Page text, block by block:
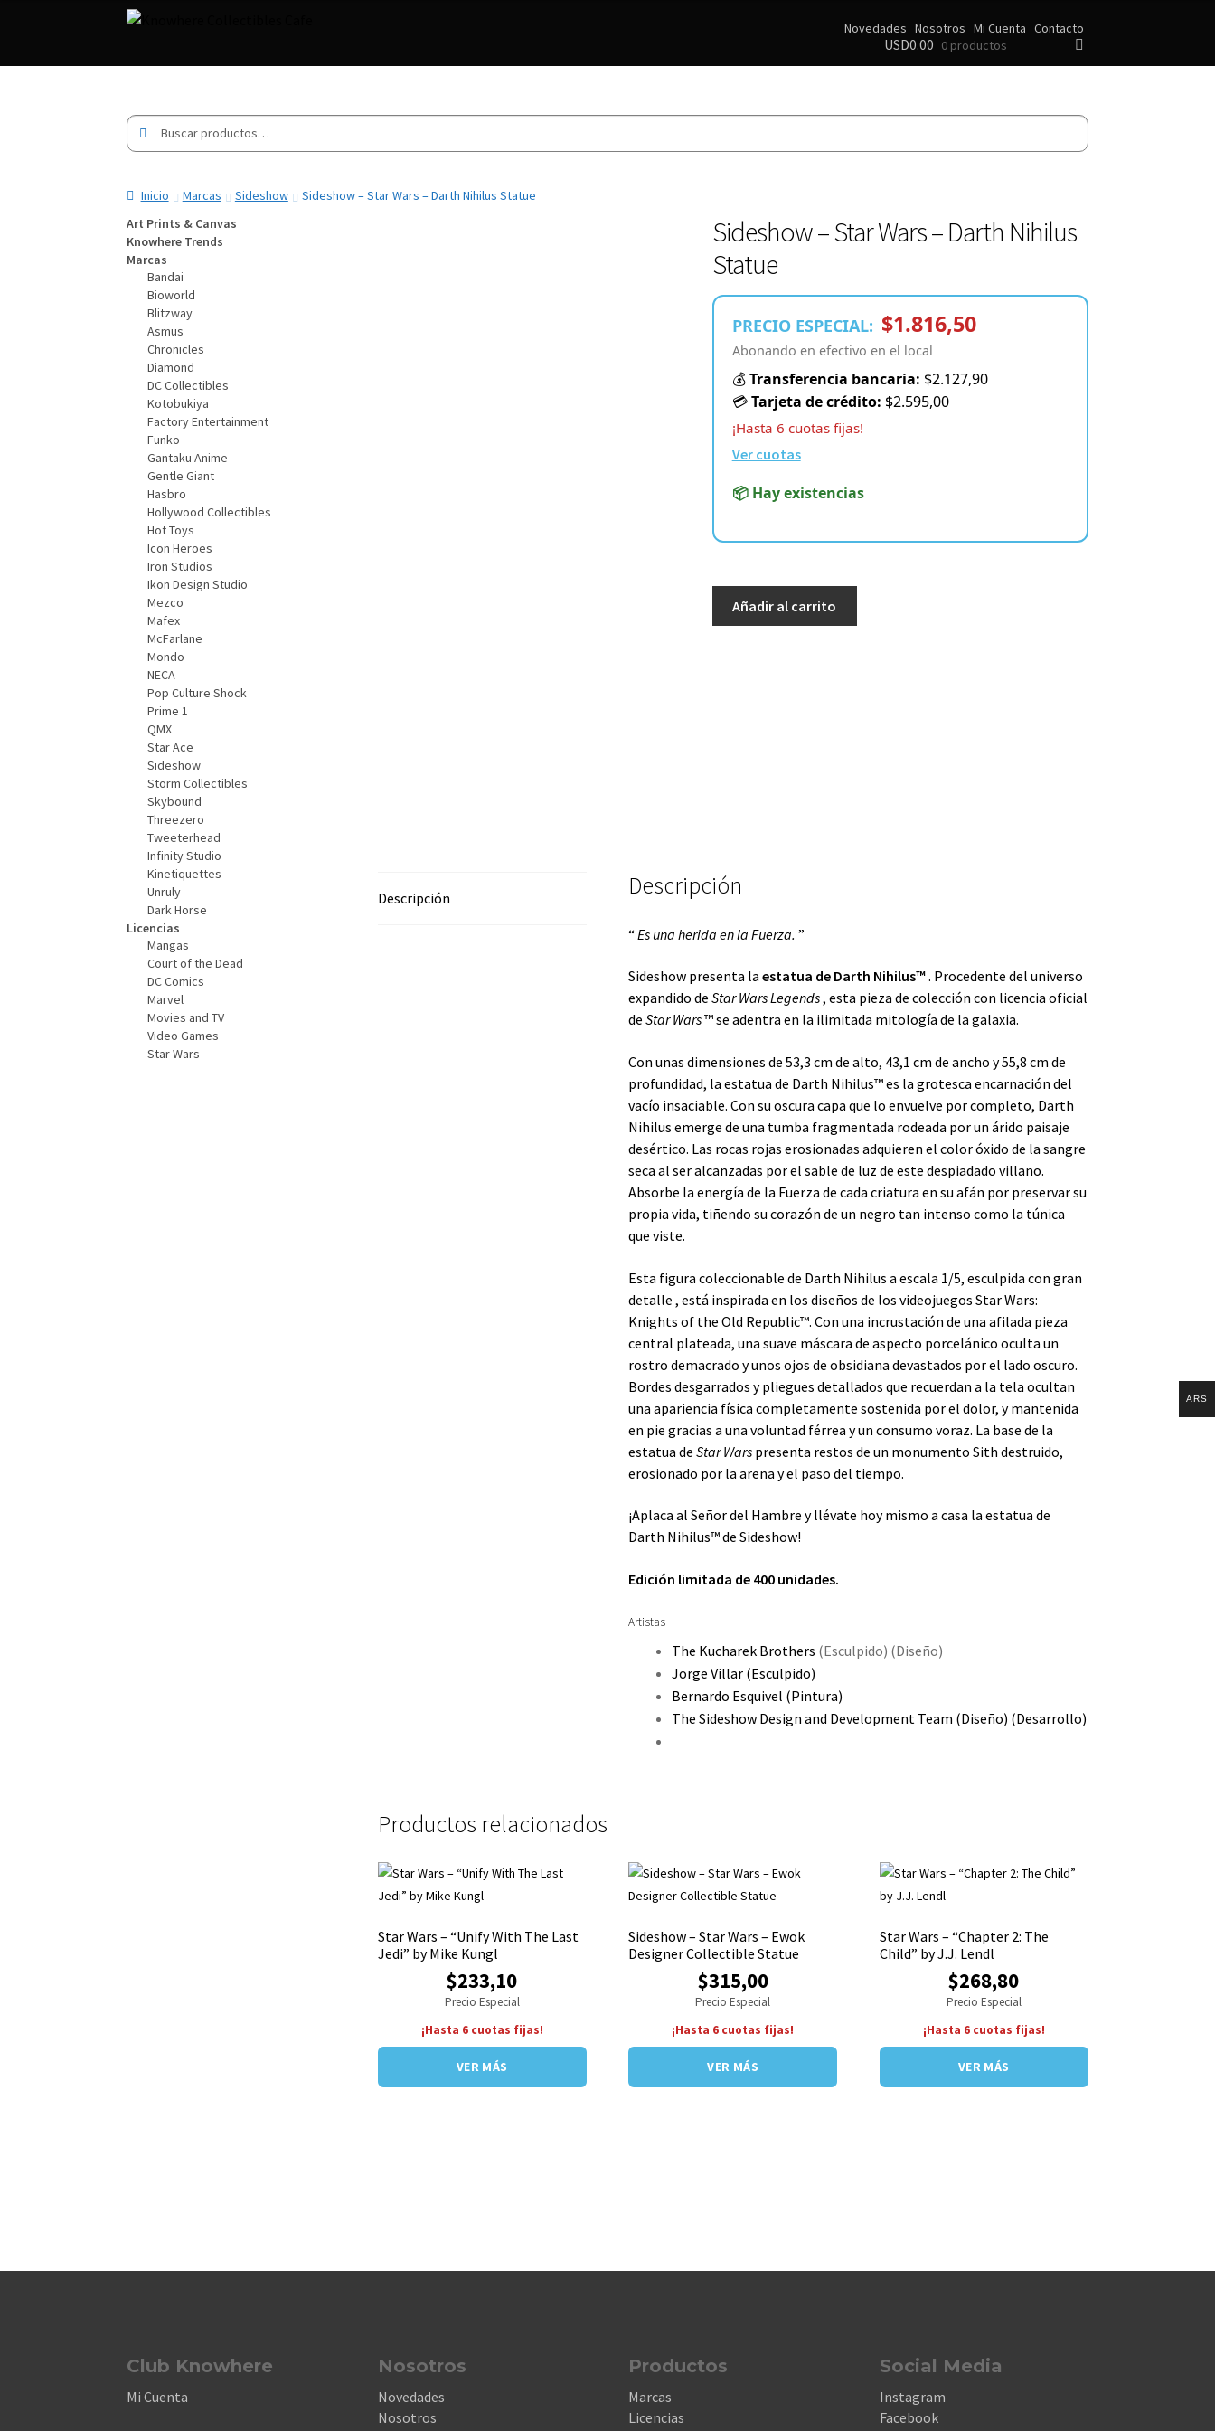
Novedades Nosotros Mi Cuenta Contacto
USD0.00 0 productos
por:
Inicio Marcas Sideshow Sideshow – Star Wars – Darth Nihilus Statue
Sideshow – Star Wars – Darth Nihilus
Statue
PRECIO ESPECIAL: $1.816,50
Abonando en efectivo en el local
💰Transferencia bancaria: $2.127,90
💳Tarjeta de crédito: $2.595,00
¡Hasta 6 cuotas fijas!
Ver cuotas
📦 Hay existencias
Añadir al carrito
Descripción Descripción
“Es una herida en la Fuerza. ”
Sideshow presenta laestatua de Darth Nihilus™. Procedente del universo
expandido deStar Wars Legends, esta pieza de colección con licencia oficial
deStar Wars™se adentra en la ilimitada mitología de la galaxia.
Con unas dimensiones de 53,3 cm de alto, 43,1 cm de ancho y 55,8 cm de
profundidad, la estatua de Darth Nihilus™ es la grotesca encarnación del
vacío insaciable. Con su oscura capa que lo envuelve por completo, Darth
Nihilus emerge de una tumba fragmentada rodeada por un árido paisaje
desértico. Las rocas rojas erosionadas adquieren el color óxido de la sangre
seca al ser alcanzadas por el sable de luz de este despiadado villano.
Absorbe la energía de la Fuerza de cada criatura en su afán por preservar su
propia vida, tiñendo su corazón de un negro tan intenso como la túnica
que viste.
Esta figura coleccionable de Darth Nihilus a escala 1/5, esculpida con gran
detalle , está inspirada en los diseños de los videojuegos Star Wars:
Knights of the Old Republic™. Con una incrustación de una afilada pieza
central plateada, una suave máscara de aspecto porcelánico oculta un
rostro demacrado y unos ojos de obsidiana devastados por el lado oscuro.
Bordes desgarrados y pliegues detallados que recuerdan a la tela ocultan
una apariencia física completamente sostenida por el dolor, y mantenida
en pie gracias a una voluntad férrea y un consumo voraz. La basede la
estatua deStar Wars presenta restos de un monumento Sith destruido,
erosionado por la arena y el paso del tiempo.
¡Aplaca al Señor del Hambre y llévate hoy mismo a casa la estatua de
Darth Nihilus™ de Sideshow!
Edición limitada de 400 unidades.
Artistas
The Kucharek Brothers (Esculpido) (Diseño)
Jorge Villar (Esculpido)
Bernardo Esquivel (Pintura)
The Sideshow Design and Development Team (Diseño) (Desarrollo)
Productos relacionados
Star Wars – “Unify With The Last
Jedi” by Mike Kungl
$233,10
Precio Especial
¡Hasta 6 cuotas fijas!
VER MÁS
Sideshow – Star Wars – Ewok
Designer Collectible Statue
$315,00
Precio Especial
¡Hasta 6 cuotas fijas!
VER MÁS
Star Wars – “Chapter 2: The
Child” by J.J. Lendl
$268,80
Precio Especial
¡Hasta 6 cuotas fijas!
VER MÁS
Art Prints & Canvas
Knowhere Trends
Marcas
Bandai
Bioworld
Blitzway
Asmus
Chronicles
Diamond
DC Collectibles
Kotobukiya
Factory Entertainment
Funko
Gantaku Anime
Gentle Giant
Hasbro
Hollywood Collectibles
Hot Toys
Icon Heroes
Iron Studios
Ikon Design Studio
Mezco
Mafex
McFarlane
Mondo
NECA
Pop Culture Shock
Prime 1
QMX
Star Ace
Sideshow
Storm Collectibles
Skybound
Threezero
Tweeterhead
Infinity Studio
Kinetiquettes
Unruly
Dark Horse
Licencias
Mangas
Court of the Dead
DC Comics
Marvel
Movies and TV
Video Games
Star Wars
Club Knowhere
Mi Cuenta
Nosotros
Novedades
Nosotros
Productos
Marcas
Licencias
Social Media
Instagram
Facebook
ARS